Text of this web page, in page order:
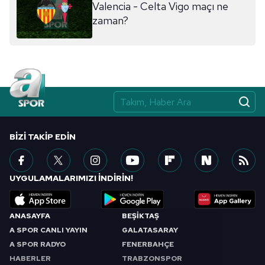
ilgili mevzuata uygun olarak kullanılan çerezlerle ilgili bilgi
almak için lütfen tıklayınız.
Valencia - Celta Vigo maçı ne
zaman?
ANASAYFA
A SPOR CANLI YAYIN
A SPOR RADYO
HABERLER
BEŞİKTAŞ
GALATASARAY
FENERBAHÇE
TRABZONSPOR
BIZI TAKIP EDIN
UYGULAMALARIMIZI İNDİRİN!